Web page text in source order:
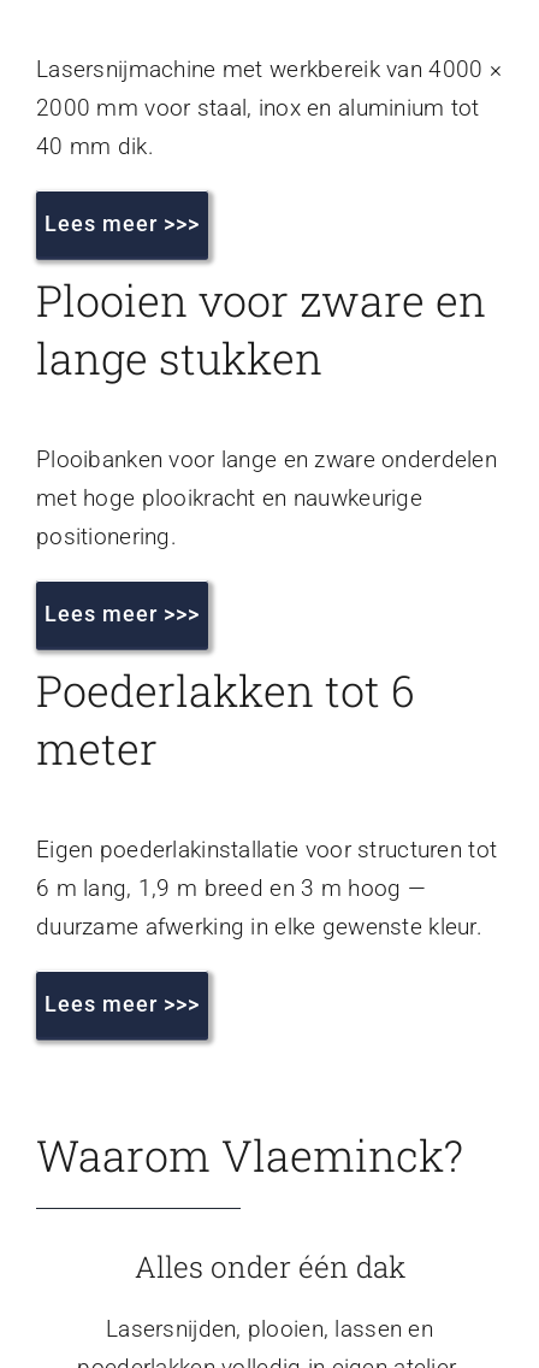
Lasersnijmachine met werkbereik van 4000 ×
2000 mm voor staal, inox en aluminium tot
40 mm dik.
Lees meer >>>
Plooien voor zware en
lange stukken
Plooibanken voor lange en zware onderdelen
met hoge plooikracht en nauwkeurige
positionering.
Lees meer >>>
Poederlakken tot 6
meter
Eigen poederlakinstallatie voor structuren tot
6 m lang, 1,9 m breed en 3 m hoog —
duurzame afwerking in elke gewenste kleur.
Lees meer >>>
Waarom Vlaeminck?
Alles onder één dak
Lasersnijden, plooien, lassen en